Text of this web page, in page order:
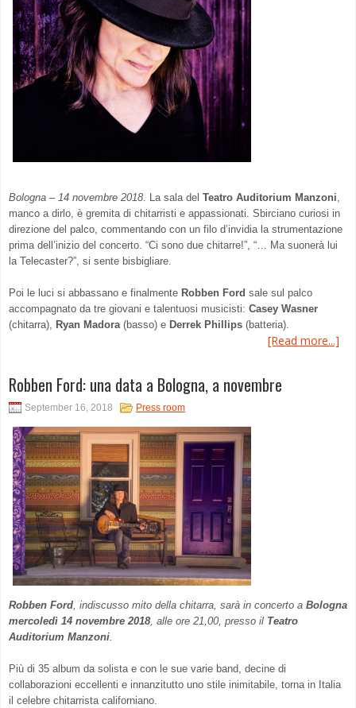
Bologna – 14 novembre 2018 . La sala del Teatro Auditorium Manzoni
manco a dirlo, è gremita di chitarristi e appassionati. Sbirciano curiosi in
direzione del palco, commentando con un filo d’invidia la strumentazione
prima dell’inizio del concerto. “Ci sono due chitarre!”, “… Ma suonerà lui
la Telecaster?”, si sente bisbigliare.
Poi le luci si abbassano e finalmente Robben Ford sale sul palco
accompagnato da tre giovani e talentuosi musicisti: Casey Wasner
(chitarra),
Ryan Madora (basso) e Derrek Phillips (batteria).
[Read more...]
Robben Ford: una data a Bologna, a novembre
September 16, 2018 Press room
Robben Ford, indiscusso mito della chitarra, sarà in concerto a Bologna
mercoledì 14 novembre 2018, alle ore 21,00, presso il Teatro
Auditorium Manzoni.
Più di 35 album da solista e con le sue varie band, decine di
collaborazioni eccellenti e innanzitutto uno stile inimitabile, torna in Italia
il celebre chitarrista californiano.